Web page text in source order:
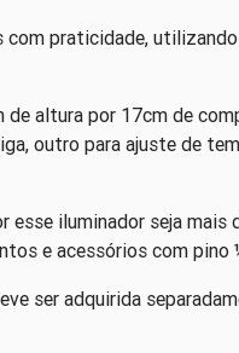
praticidade,
altura por 17cm de
outro para ajuste de
iluminador seja mais
e acessórios com pino
ser adquirida